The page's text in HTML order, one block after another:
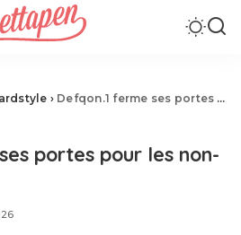
› Defqon.1 ferme ses portes pour les non-campeurs
portes pour les non-